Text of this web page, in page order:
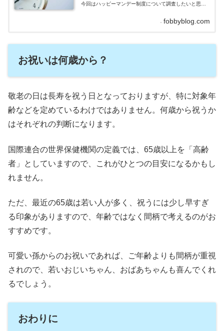
今回はハッピーマンデー制度について調査したいと思い
とは、国民の祝日の一部を、従来の固定日から特定週の
月曜日に移動させた法改正のことで、月曜日を国民の祝
た。ハッピーマンデー...
fobbyblog.com
お祝いは何歳から？
敬老の日は長寿を祝う日となっておりますが、特に対象年
齢などを定めているわけではありません。何歳から祝うか
はそれぞれの判断になります。
国際連合の世界保健機関の定義では、65歳以上を「高齢
者」としていますので、これがひとつの目安になるかもし
れません。
ただ、最近の65歳は若い人が多く、祝うには少し早すぎ
る印象がありますので、年齢ではなく間柄で考えるのがお
すすめです。
可愛い孫からのお祝いであれば、ご年齢よりも間柄が重視
されので、若いおじいちゃん、おばあちゃんも喜んでくれ
るでしょう。
おわりに